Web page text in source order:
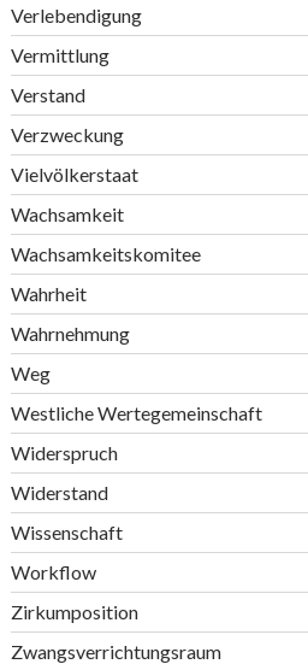
Verlebendigung
Vermittlung
Verstand
Verzweckung
Vielvölkerstaat
Wachsamkeit
Wachsamkeitskomitee
Wahrheit
Wahrnehmung
Weg
Westliche Wertegemeinschaft
Widerspruch
Widerstand
Wissenschaft
Workflow
Zirkumposition
Zwangsverrichtungsraum